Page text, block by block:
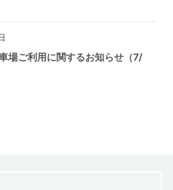
場ご利用に関するお知らせ（7/